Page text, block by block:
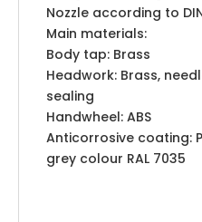
Nozzle according to
Main materials:
Body tap: Brass
Headwork: Brass,
sealing
Handwheel: ABS
Anticorrosive coating:
grey colour RAL 7035